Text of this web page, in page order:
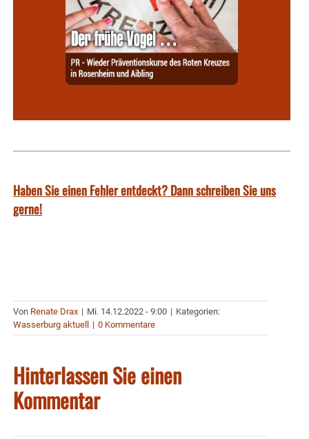
Haben Sie einen Fehler entdeckt? Dann schreiben Sie uns
gerne!
Von Renate Drax | Mi. 14.12.2022 - 9:00 | Kategorien:
Wasserburg aktuell
| 0 Kommentare
Hinterlassen Sie einen
Kommentar